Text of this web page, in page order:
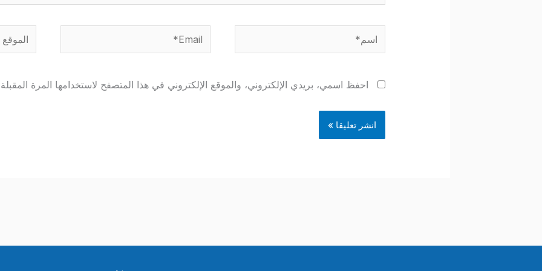
اسم* Email* الموقع
احفظ اسمي، بريدي الإلكتروني، والموقع الإلكتروني في هذا المتصفح لاستخدامها المرة